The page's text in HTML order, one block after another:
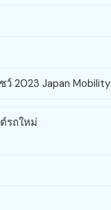
ว์ 2023 Japan
รถใหม่